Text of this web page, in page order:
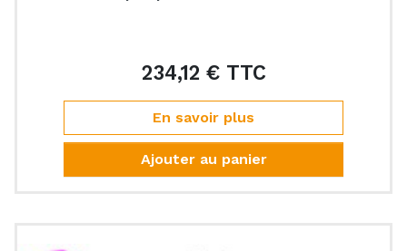
234,12 € TTCPrix
En savoir plus
Ajouter au panier